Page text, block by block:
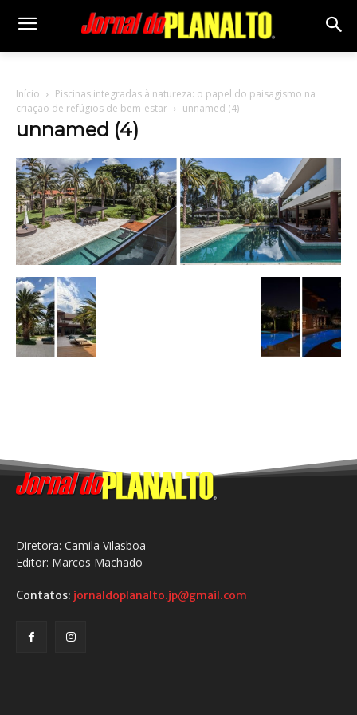
Início
Piscinas integradas à natureza: o papel do paisagismo na
criação de refúgios de bem-estar
unnamed (4)
unnamed (4)
Diretora: Camila Vilasboa
Editor: Marcos Machado
Contatos: jornaldoplanalto.jp@gmail.com